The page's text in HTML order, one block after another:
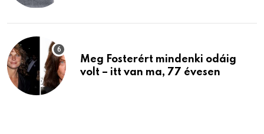
Meg Fosterért mindenki odáig
volt – itt van ma, 77 évesen